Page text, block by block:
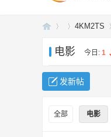
4K» ›
4KM2TS
电影 今日: 1
发新帖
全部 电影